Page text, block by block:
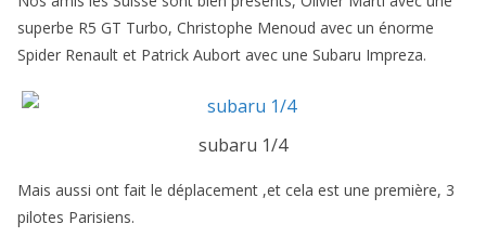
superbe R5 GT Turbo, Christophe Menoud avec un énorme
Spider Renault et Patrick Aubort avec une Subaru Impreza.
subaru 1/4
Mais aussi ont fait le déplacement ,et cela est une première, 3
pilotes Parisiens.